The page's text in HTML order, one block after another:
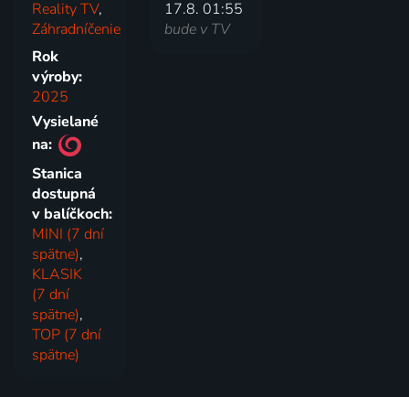
Reality TV,
Záhradníčenie
Rok
výroby:
2025
Vysielané
na:
Stanica
dostupná
v balíčkoch:
MINI (7 dní
spätne),
KLASIK
(7 dní
spätne),
TOP (7 dní
spätne)
17.8. 01:55
bude v TV